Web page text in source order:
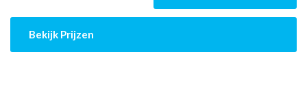
Bekijk Prijzen